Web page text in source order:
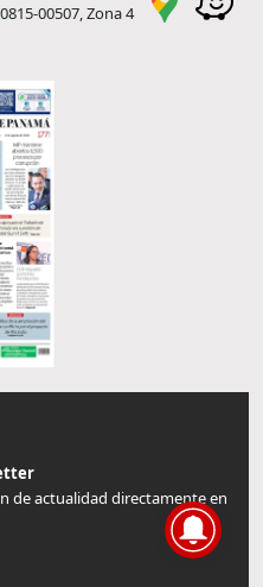
00507, Zona 4
de actualidad directamente en